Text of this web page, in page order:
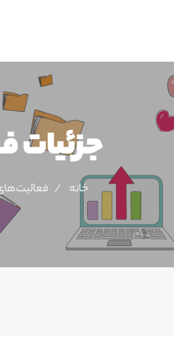
جزئیات
خانه